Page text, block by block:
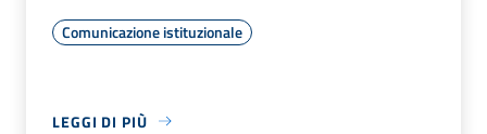
Comunicazione istituzionale
LEGGI DI PIÙ